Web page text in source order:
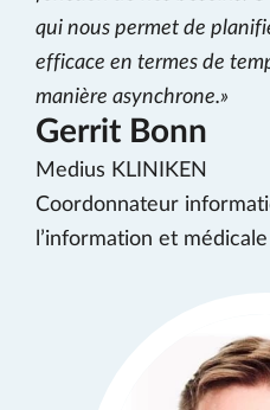
qui nous permet de
efficace en termes de
manière asynchrone.
Gerrit Bonn
Medius KLINIKEN
Coordonnateur
l’information et médicale